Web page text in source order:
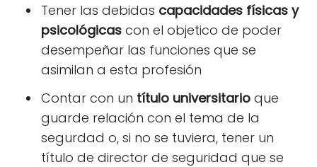
Tener las debidas capacidades físicas y
psicológicas con el objetico de poder
desempeñar las funciones que se
asimilan a esta profesión
Contar con un título universitario que
guarde relación con el tema de la
segurdad o, si no se tuviera, tener un
título de director de seguridad que se